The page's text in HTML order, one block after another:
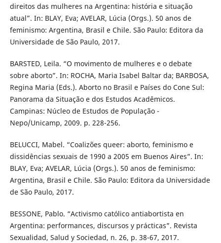
direitos das mulheres na Argentina: história e situação
atual”. In: BLAY, Eva; AVELAR, Lúcia (Orgs.). 50 anos de
feminismo: Argentina, Brasil e Chile. São Paulo: Editora da
Universidade de São Paulo, 2017.
BARSTED, Leila. “O movimento de mulheres e o debate
sobre aborto”. In: ROCHA, Maria Isabel Baltar da; BARBOSA,
Regina Maria (Eds.). Aborto no Brasil e Países do Cone Sul:
Panorama da Situação e dos Estudos Acadêmicos.
Campinas: Núcleo de Estudos de População -
Nepo/Unicamp, 2009. p. 228-256.
BELUCCI, Mabel. “Coalizões queer: aborto, feminismo e
dissidências sexuais de 1990 a 2005 em Buenos Aires”. In:
BLAY, Eva; AVELAR, Lúcia (Orgs.). 50 anos de feminismo:
Argentina, Brasil e Chile. São Paulo: Editora da Universidade
de São Paulo, 2017.
BESSONE, Pablo. “Activismo católico antiabortista en
Argentina: performances, discursos y prácticas”. Revista
Sexualidad, Salud y Sociedad, n. 26, p. 38-67, 2017.